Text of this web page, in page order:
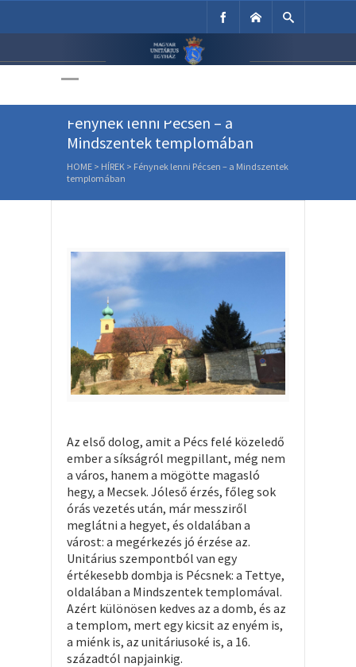
Unitárius Egyház
Fénynek lenni Pécsen – a
Mindszentek templomában
HOME > HÍREK > Fénynek lenni Pécsen – a Mindszentek
templomában
Az első dolog, amit a Pécs felé közeledő
ember a síkságról megpillant, még nem
a város, hanem a mögötte magasló
hegy, a Mecsek. Jóleső érzés, főleg sok
órás vezetés után, már messziről
meglátni a hegyet, és oldalában a
várost: a megérkezés jó érzése az.
Unitárius szempontból van egy
értékesebb dombja is Pécsnek: a Tettye,
oldalában a Mindszentek templomával.
Azért különösen kedves az a domb, és az
a templom, mert egy kicsit az enyém is,
a miénk is, az unitáriusoké is, a 16.
századtól napjainkig.